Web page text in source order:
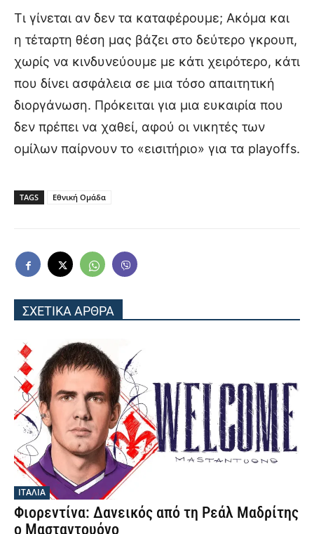
Τι γίνεται αν δεν τα καταφέρουμε; Ακόμα και
η τέταρτη θέση μας βάζει στο δεύτερο γκρουπ,
χωρίς να κινδυνεύουμε με κάτι χειρότερο, κάτι
που δίνει ασφάλεια σε μια τόσο απαιτητική
διοργάνωση. Πρόκειται για μια ευκαιρία που
δεν πρέπει να χαθεί, αφού οι νικητές των
ομίλων παίρνουν το «εισιτήριο» για τα playoffs.
TAGS Εθνική Ομάδα
ΣΧΕΤΙΚΑ ΑΡΘΡΑ
ΙΤΑΛΙΑ
Φιορεντίνα: Δανεικός από τη Ρεάλ Μαδρίτης
ο Μασταντουόνο